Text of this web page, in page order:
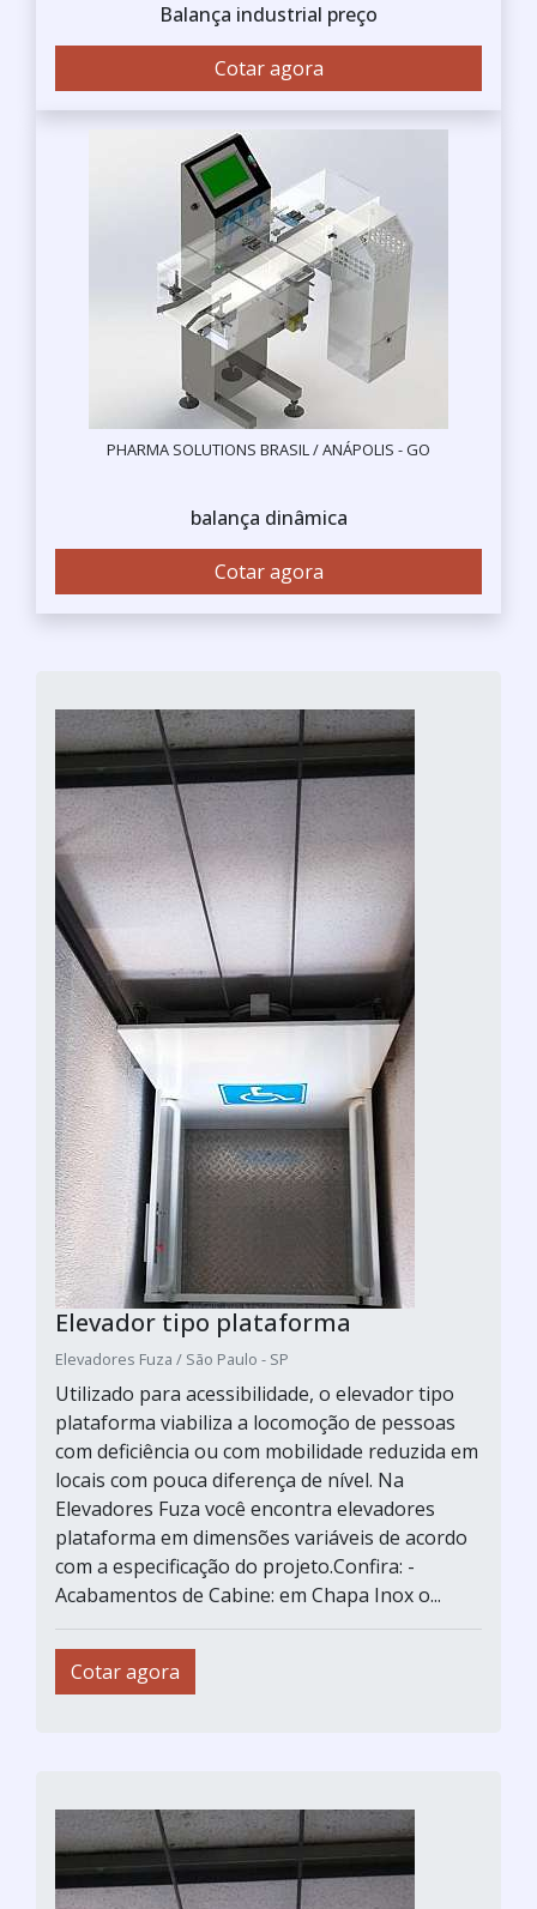
Balança industrial preço
Cotar agora
PHARMA SOLUTIONS BRASIL / ANÁPOLIS - GO
balança dinâmica
Cotar agora
Elevador tipo plataforma
Elevadores Fuza / São Paulo - SP
Utilizado para acessibilidade, o elevador tipo
plataforma viabiliza a locomoção de pessoas
com deficiência ou com mobilidade reduzida em
locais com pouca diferença de nível. Na
Elevadores Fuza você encontra elevadores
plataforma em dimensões variáveis de acordo
com a especificação do projeto.Confira: -
Acabamentos de Cabine: em Chapa Inox o...
Cotar agora